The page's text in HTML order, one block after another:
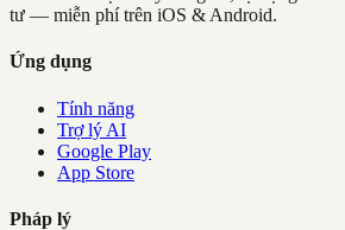
tư — miễn phí trên iOS & Android.
Ứng dụng
Tính năng
Trợ lý AI
Google Play
App Store
Pháp lý